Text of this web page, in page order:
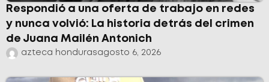
Respondió a una oferta de trabajo en redes
y nunca volvió: La historia detrás del crimen
de Juana Mailén Antonich
azteca hondurasagosto 6, 2026